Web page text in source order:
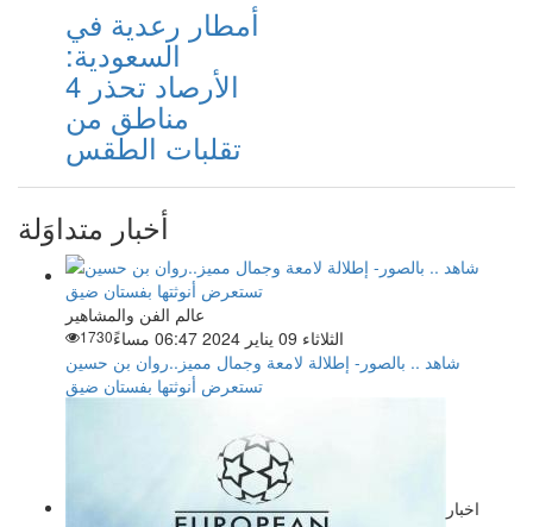
أمطار رعدية في
السعودية:
الأرصاد تحذر 4
مناطق من
تقلبات الطقس
أخبار متداوَلة
عالم الفن والمشاهير
الثلاثاء 09 يناير 2024 06:47 مساءً
1730
شاهد .. بالصور- إطلالة لامعة وجمال مميز..روان بن حسين
تستعرض أنوثتها بفستان ضيق
اخبار